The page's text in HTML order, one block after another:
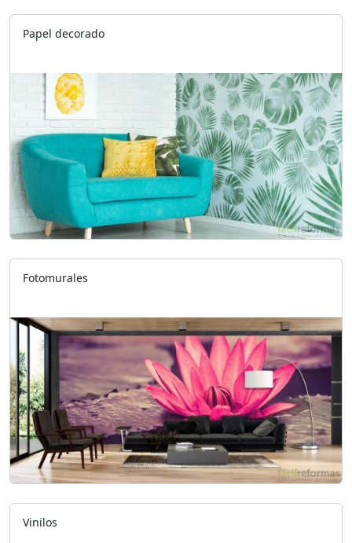
Papel decorado
Fotomurales
Vinilos